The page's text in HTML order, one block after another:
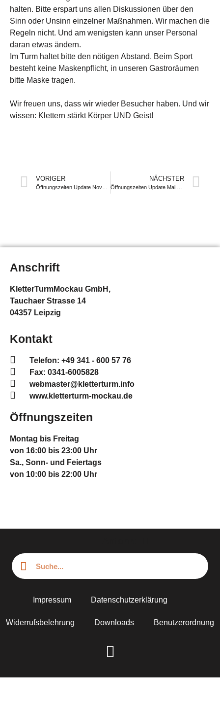
halten. Bitte erspart uns allen Diskussionen über den
Sinn oder Unsinn einzelner Maßnahmen. Wir machen die
Regeln nicht. Und am wenigsten kann unser Personal
daran etwas ändern.
Im Turm haltet bitte den nötigen Abstand. Beim Sport
besteht keine Maskenpflicht, in unseren Gastroräumen
bitte Maske tragen.
Wir freuen uns, dass wir wieder Besucher haben. Und wir
wissen: Klettern stärkt Körper UND Geist!
VORIGER NÄCHSTER
Anschrift
KletterTurmMockau GmbH,
Tauchaer Strasse 14
04357 Leipzig
Kontakt
Telefon: +49 341 - 600 57 76
Fax: 0341-6005828
webmaster@kletterturm.info
www.kletterturm-mockau.de
Öffnungszeiten
Montag bis Freitag
von 16:00 bis 23:00 Uhr
Sa., Sonn- und Feiertags
von 10:00 bis 22:00 Uhr
Impressum Datenschutzerklärung
Widerrufsbelehrung Downloads Benutzerordnung